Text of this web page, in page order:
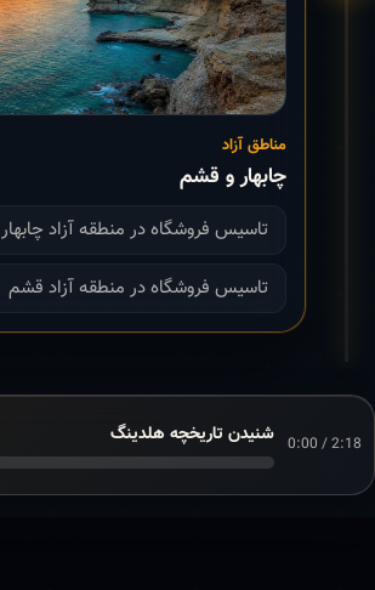
مناطق آزاد
چابهار و قشم
تاسیس فروشگاه در منطقه آزاد چابهار
تاسیس فروشگاه در منطقه آزاد قشم
0:00 / 2:18 شنیدن تاریخچه هلدینگ